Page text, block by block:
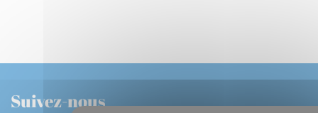
Suivez-nous